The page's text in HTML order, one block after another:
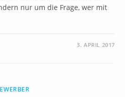
nur um die Frage, wer mit
3. APRIL 2017